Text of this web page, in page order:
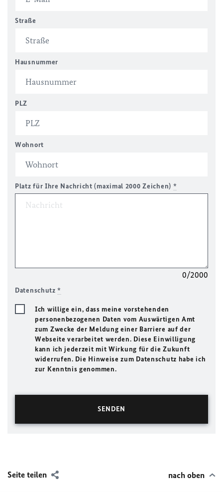
Straße
Hausnummer
PLZ
Wohnort
Platz für Ihre Nachricht (maximal 2000 Zeichen) *
0/2000
Datenschutz*
Ich willige ein, dass meine vorstehenden
personenbezogenen Daten vom Auswärtigen Amt
zum Zwecke der Meldung einer Barriere auf der
Webseite verarbeitet werden. Diese Einwilligung
kann ich jederzeit mit Wirkung für die Zukunft
widerrufen. Die Hinweise zum Datenschutz habe ich
zur Kenntnis genommen.
Seite teilen nach oben